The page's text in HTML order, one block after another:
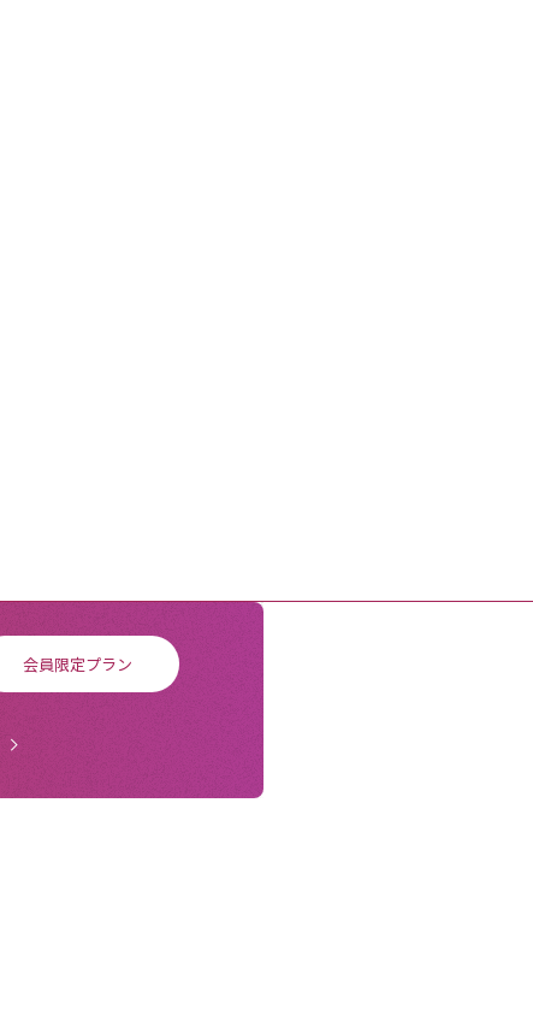
会員限定プラン